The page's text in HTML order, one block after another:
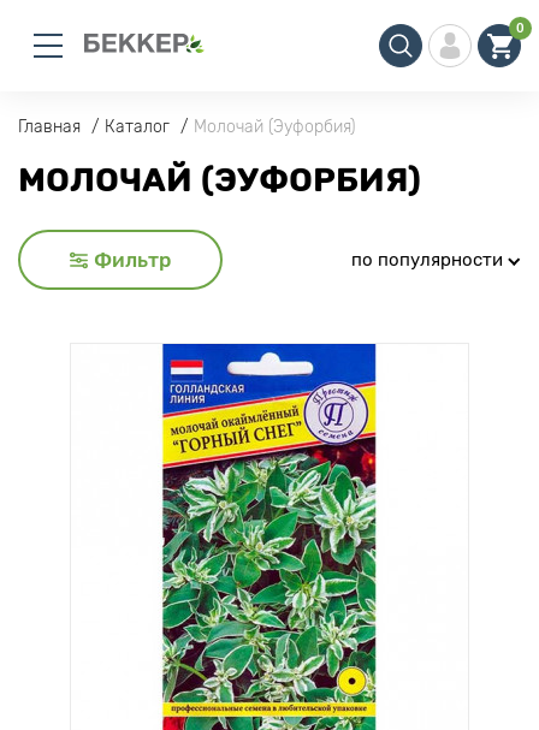
0
Главная Каталог Молочай (Эуфорбия)
МОЛОЧАЙ (ЭУФОРБИЯ)
Фильтр по популярности